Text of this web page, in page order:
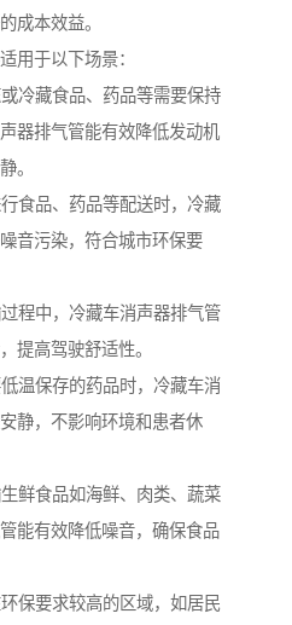
成本效益。
用于以下场景：
冷藏食品、药品等需要保持
器排气管能有效降低发动机
。
食品、药品等配送时，冷藏
音污染，符合城市环保要
程中，冷藏车消声器排气管
提高驾驶舒适性。
温保存的药品时，冷藏车消
静，不影响环境和患者休
鲜食品如海鲜、肉类、蔬菜
能有效降低噪音，确保食品
保要求较高的区域，如居民